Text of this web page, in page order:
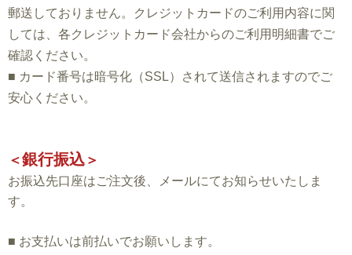
郵送しておりません。クレジットカードのご利用内容に関
しては、各クレジットカード会社からのご利用明細書でご
確認ください。
■ カード番号は暗号化（SSL）されて送信されますのでご
安心ください。
＜銀行振込＞
お振込先口座はご注文後、メールにてお知らせいたしま
す。
■ お支払いは前払いでお願いします。